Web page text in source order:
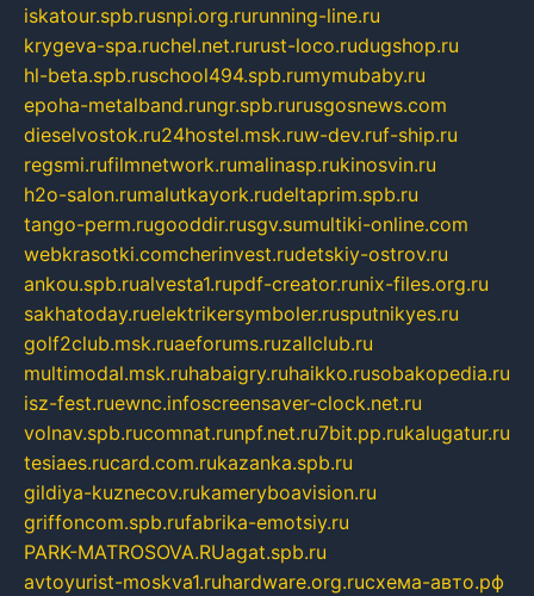
iskatour.spb.rusnpi.org.rurunning-line.ru
krygeva-spa.ruchel.net.rurust-loco.rudugshop.ru
hl-beta.spb.ruschool494.spb.rumymubaby.ru
epoha-metalband.rungr.spb.rurusgosnews.com
dieselvostok.ru24hostel.msk.ruw-dev.ruf-ship.ru
regsmi.rufilmnetwork.rumalinasp.rukinosvin.ru
h2o-salon.rumalutkayork.rudeltaprim.spb.ru
tango-perm.rugooddir.rusgv.sumultiki-online.com
webkrasotki.comcherinvest.rudetskiy-ostrov.ru
ankou.spb.rualvesta1.rupdf-creator.runix-files.org.ru
sakhatoday.ruelektrikersymboler.rusputnikyes.ru
golf2club.msk.ruaeforums.ruzallclub.ru
multimodal.msk.ruhabaigry.ruhaikko.rusobakopedia.ru
isz-fest.ruewnc.infoscreensaver-clock.net.ru
volnav.spb.rucomnat.runpf.net.ru7bit.pp.rukalugatur.ru
tesiaes.rucard.com.rukazanka.spb.ru
gildiya-kuznecov.rukameryboavision.ru
griffoncom.spb.rufabrika-emotsiy.ru
PARK-MATROSOVA.RUagat.spb.ru
avtoyurist-moskva1.ruhardware.org.ruсхема-авто.рф